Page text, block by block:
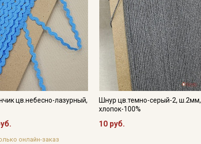
цв.небесно-лазурный,
онлайн-заказ
Шнур цв.темно-серый-2, ш.2мм,
хлопок-100%
10 руб.